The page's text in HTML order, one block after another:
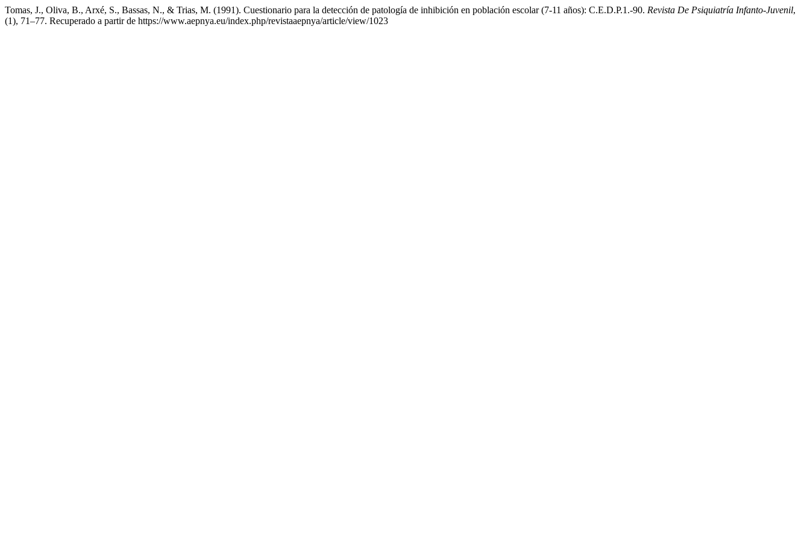
Tomas, J., Oliva, B., Arxé, S., Bassas, N., & Trias, M. (1991). Cuestionario para la detección de patología de inhibición en población escolar (7-11 años): C.E.D.P.1.-90. Revista De Psiquiatría Infanto-Juvenil,
(1), 71–77. Recuperado a partir de https://www.aepnya.eu/index.php/revistaaepnya/article/view/1023